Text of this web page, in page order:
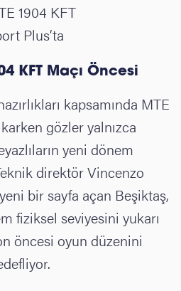
1904 KFT
Plus’ta
KFT Maçı Öncesi
kapsamında MTE
gözler yalnızca
yeni dönem
direktör Vincenzo
bir sayfa açan Beşiktaş,
fiziksel seviyesini yukarı
öncesi oyun düzenini